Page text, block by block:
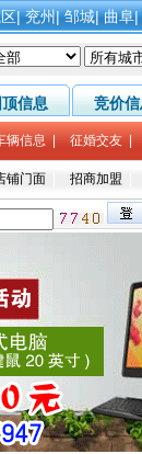
|兖州|邹城|曲阜|
信息 竞价
辆信息 征婚交友
铺门面 招商加盟